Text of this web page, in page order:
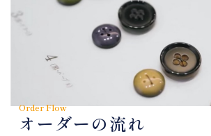
Order Flow
オーダーの流れ